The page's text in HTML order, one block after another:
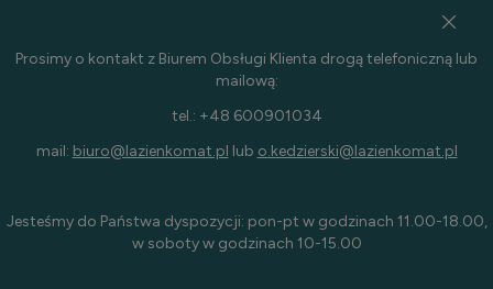
Prosimy o kontakt z Biurem Obsługi Klienta drogą telefoniczną lub
mailową:
tel.: +48 600901034
mail: biuro@lazienkomat.pl lub o.kedzierski@lazienkomat.pl
Jesteśmy do Państwa dyspozycji: pon-pt w godzinach 11.00-18.00,
w soboty w godzinach 10-15.00